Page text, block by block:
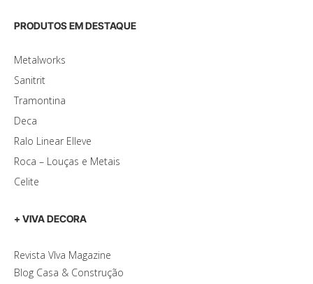
PRODUTOS EM DESTAQUE
Metalworks
Sanitrit
Tramontina
Deca
Ralo Linear Elleve
Roca – Louças e Metais
Celite
+ VIVA DECORA
Revista VIva Magazine
Blog Casa & Construção